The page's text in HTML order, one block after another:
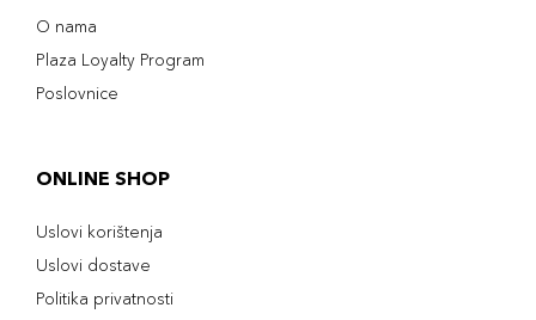
O nama
Plaza Loyalty Program
Poslovnice
ONLINE SHOP
Uslovi korištenja
Uslovi dostave
Politika privatnosti